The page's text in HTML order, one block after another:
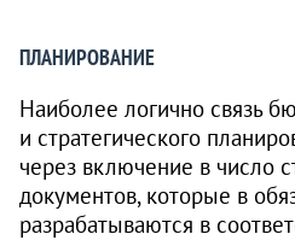
ПЛАНИРОВАНИЕ
Наиболее логично связь
и стратегического
через включение в число
документов, которые в
разрабатываются в